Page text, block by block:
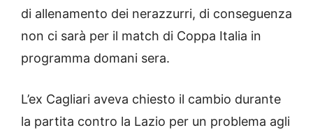
di allenamento dei nerazzurri, di conseguenza
non ci sarà per il match di Coppa Italia in
programma domani sera.
L’ex Cagliari aveva chiesto il cambio durante
la partita contro la Lazio per un problema agli